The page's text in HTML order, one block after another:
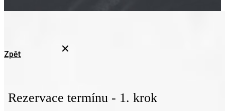
Zpět
Rezervace termínu - 1. krok